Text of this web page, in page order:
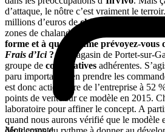
d’attaque, le nôtre c’est vraiment le
millions d’euros dechiffre d’affaires
zones de chalandises de plus de 70 000
forme et à quel rythme prévoyez-vous
Frais d’Ici?Le magasin de Portet-sur-
groupe de coopératives adhérentes.
paru important d’en prendre les
est donc actionnaire de l’entreprise à 52
points de vente sur ce modèle en 2015.
laboratoire pour affiner le concept. A
quand nous aurons vérifié que le modèle